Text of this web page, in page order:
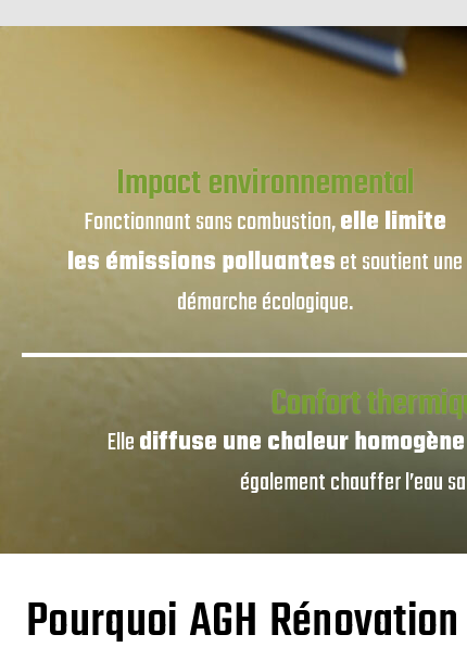
Impact environnemental
Fonctionnant sans combustion,elle limite
les émissions polluanteset soutient une
démarche écologique.
Confort
Ellediffuse une chaleur
également chauffer l’eau
Pourquoi AGH